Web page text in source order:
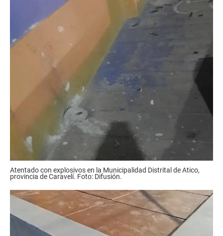
Atentado con explosivos en la Municipalidad Distrital de Atico,
provincia de Caravelí. Foto: Difusión.